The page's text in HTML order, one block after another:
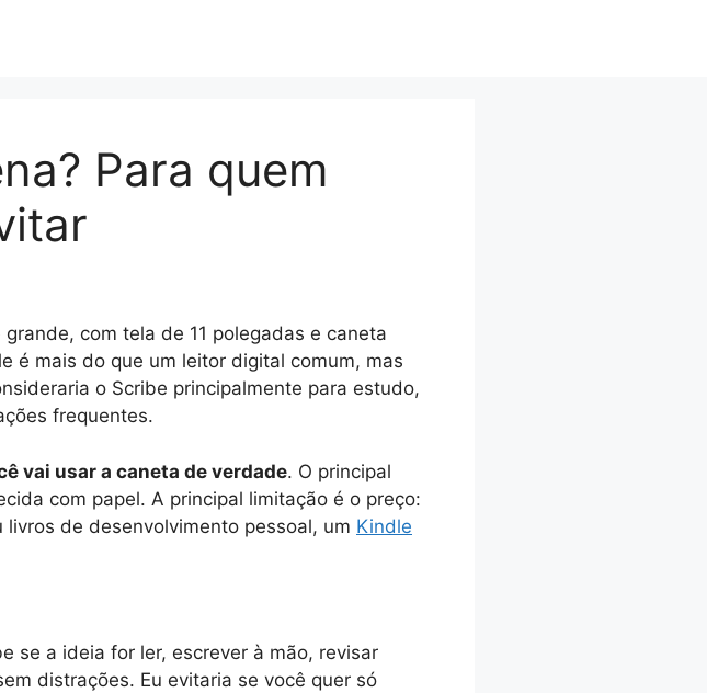
Para quem
com tela de 11 polegadas e caneta
é mais do que um leitor digital comum, mas
o Scribe principalmente para estudo,
frequentes.
vai usar a caneta de verdade. O principal
com papel. A principal limitação é o preço:
de desenvolvimento pessoal, um Kindle
se a ideia for ler, escrever à mão, revisar
distrações. Eu evitaria se você quer só